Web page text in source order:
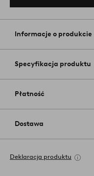
Informacje o produkcie
Specyfikacja produktu
Płatność
Dostawa
Deklaracja produktu